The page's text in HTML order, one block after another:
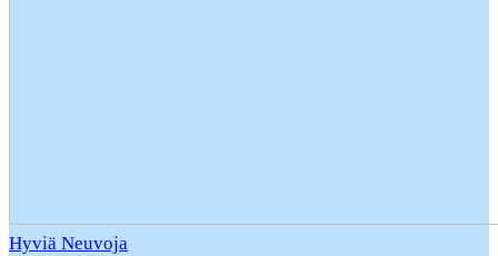
Hyviä Neuvoja